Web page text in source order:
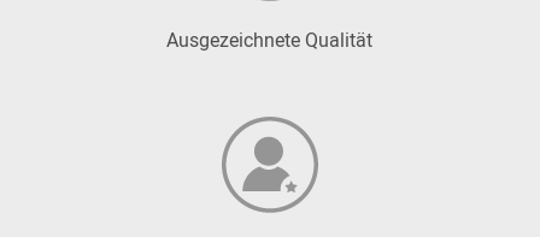
Ausgezeichnete Qualität